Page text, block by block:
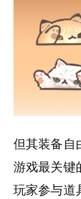
但其装备自
游戏最关键
玩家参与道